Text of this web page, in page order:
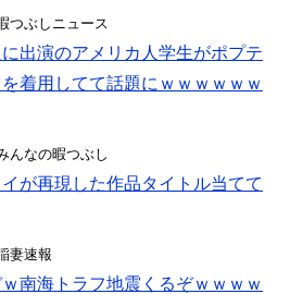
つぶしニュース
に出演のアメリカ人学生がポプテ
着用してて話題にｗｗｗｗｗｗ
んなの暇つぶし
イが再現した作品タイトル当てて
妻速報
南海トラフ地震くるぞｗｗｗｗ